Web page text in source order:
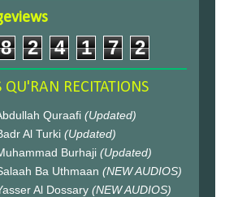
8 2 4 1 7 2
RECITATIONS
Quraafi (Updated)
Al Turki (Updated)
Burhaji (Updated)
Ba Uthmaan (NEW AUDIOS)
Al Dossary (NEW AUDIOS)